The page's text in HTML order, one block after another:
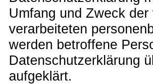
Umfang und Zweck
verarbeiteten
werden betroffene
Datenschutzerklärung
aufgeklärt.